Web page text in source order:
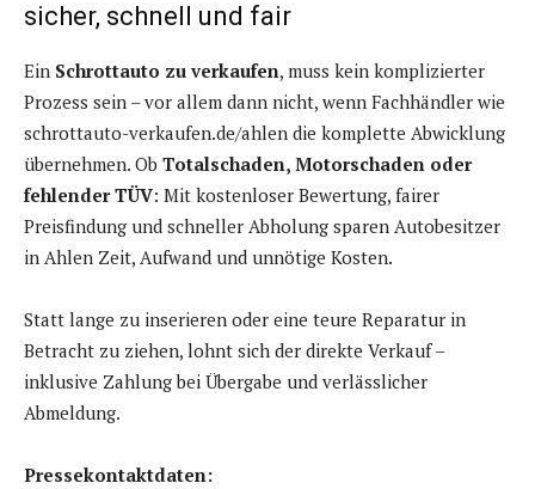
sicher, schnell und fair
Ein Schrottauto zu verkaufen, muss kein komplizierter
Prozess sein – vor allem dann nicht, wenn Fachhändler wie
schrottauto-verkaufen.de/ahlen die komplette Abwicklung
übernehmen. Ob Totalschaden, Motorschaden oder
fehlender TÜV: Mit kostenloser Bewertung, fairer
Preisfindung und schneller Abholung sparen Autobesitzer
in Ahlen Zeit, Aufwand und unnötige Kosten.
Statt lange zu inserieren oder eine teure Reparatur in
Betracht zu ziehen, lohnt sich der direkte Verkauf –
inklusive Zahlung bei Übergabe und verlässlicher
Abmeldung.
Pressekontaktdaten: